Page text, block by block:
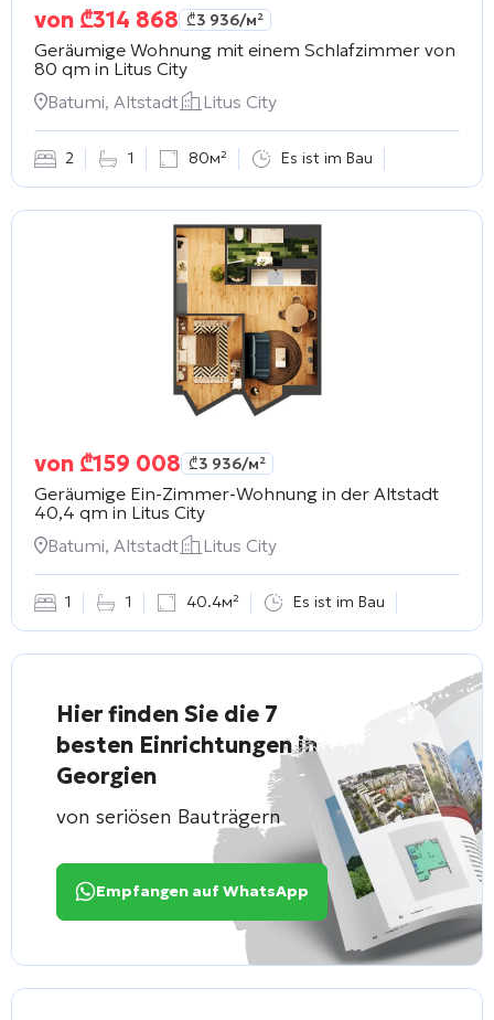
von ₾314 868 ₾3 936/м²
Geräumige Wohnung mit einem Schlafzimmer von
80 qm in Litus City
Batumi, Altstadt
Litus City
2 1 80м² Es ist im Bau
von ₾159 008 ₾3 936/м²
Geräumige Ein-Zimmer-Wohnung in der Altstadt
40,4 qm in Litus City
Batumi, Altstadt
Litus City
1 1 40.4м² Es ist im Bau
Hier finden Sie die 7
besten Einrichtungen in
Georgien
von seriösen Bauträgern
Empfangen auf WhatsApp